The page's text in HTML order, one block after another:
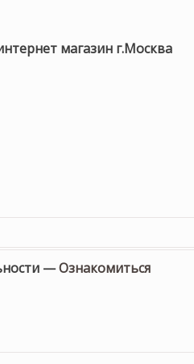
магазин г.Москва
—Ознакомиться